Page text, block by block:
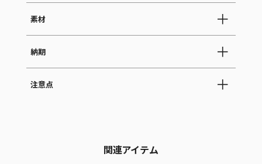
素材
納期
注意点
関連アイテム